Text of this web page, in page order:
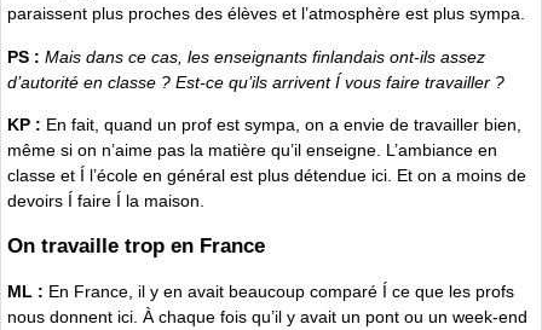
paraissent plus proches des élèves et l’atmosphère est plus sympa.
PS : Mais dans ce cas, les enseignants finlandais ont-ils assez
d’autorité en classe ? Est-ce qu’ils arrivent Í vous faire travailler ?
KP : En fait, quand un prof est sympa, on a envie de travailler bien,
même si on n’aime pas la matière qu’il enseigne. L’ambiance en
classe et Í l’école en général est plus détendue ici. Et on a moins de
devoirs Í faire Í la maison.
On travaille trop en France
ML : En France, il y en avait beaucoup comparé Í ce que les profs
nous donnent ici. À chaque fois qu’il y avait un pont ou un week-end